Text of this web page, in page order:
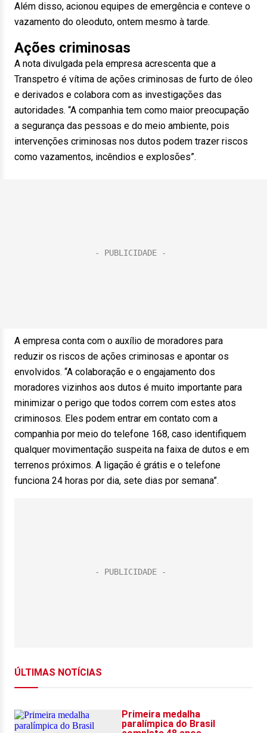
Além disso, acionou equipes de emergência e conteve o
vazamento do oleoduto, ontem mesmo à tarde.
Ações criminosas
A nota divulgada pela empresa acrescenta que a
Transpetro é vítima de ações criminosas de furto de óleo
e derivados e colabora com as investigações das
autoridades. “A companhia tem como maior preocupação
a segurança das pessoas e do meio ambiente, pois
intervenções criminosas nos dutos podem trazer riscos
como vazamentos, incêndios e explosões”.
A empresa conta com o auxílio de moradores para
reduzir os riscos de ações criminosas e apontar os
envolvidos. “A colaboração e o engajamento dos
moradores vizinhos aos dutos é muito importante para
minimizar o perigo que todos correm com estes atos
criminosos. Eles podem entrar em contato com a
companhia por meio do telefone 168, caso identifiquem
qualquer movimentação suspeita na faixa de dutos e em
terrenos próximos. A ligação é grátis e o telefone
funciona 24 horas por dia, sete dias por semana”.